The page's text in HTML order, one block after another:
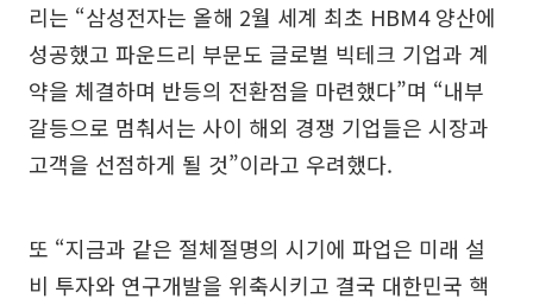
리는 “삼성전자는 올해 2월 세계 최초 HBM4 양산에
성공했고 파운드리 부문도 글로벌 빅테크 기업과 계
약을 체결하며 반등의 전환점을 마련했다”며 “내부
갈등으로 멈춰서는 사이 해외 경쟁 기업들은 시장과
고객을 선점하게 될 것”이라고 우려했다.
또 “지금과 같은 절체절명의 시기에 파업은 미래 설
비 투자와 연구개발을 위축시키고 결국 대한민국 핵